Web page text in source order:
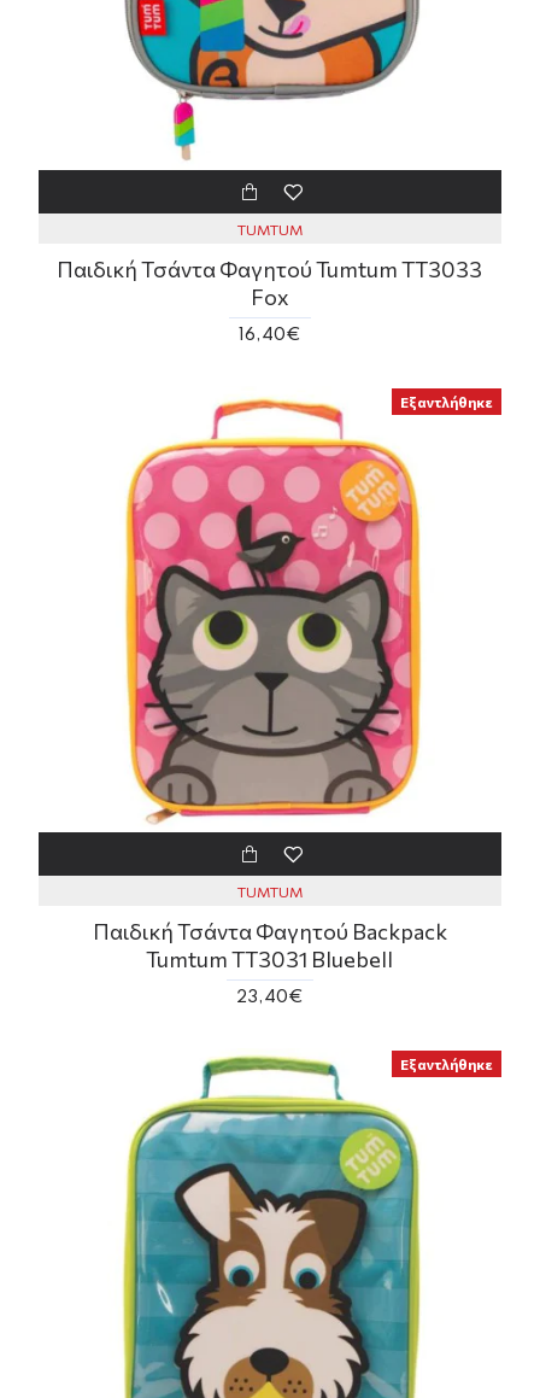
TUMTUM
Παιδική Τσάντα Φαγητού Tumtum TT3033
Fox
16,40€
Εξαντλήθηκε
TUMTUM
Παιδική Τσάντα Φαγητού Backpack
Tumtum TT3031 Bluebell
23,40€
Εξαντλήθηκε